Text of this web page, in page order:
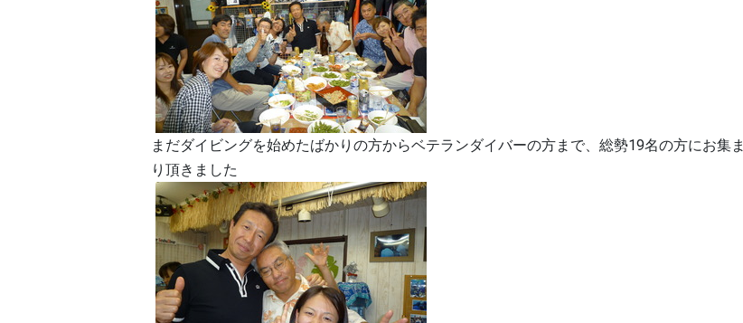
まだダイビングを始めたばかりの方からベテランダイバーの方まで、総勢19名の方にお集ま
り頂きました